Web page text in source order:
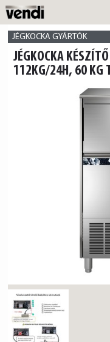
VENDI
HUNGÁRIA
JÉGKOCKA GYÁRTÓK
JÉGKOCKA
112KG/24H, 60 KG